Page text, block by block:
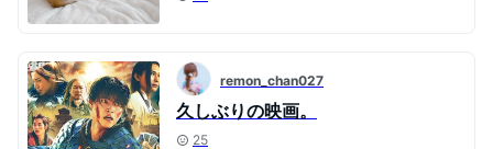
remon_chan027
久しぶりの映画。
25